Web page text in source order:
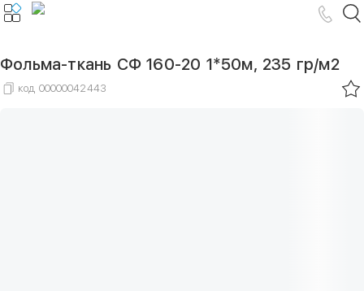
Фольма-ткань СФ 160-20 1*50м, 235 гр/м2
код 00000042443